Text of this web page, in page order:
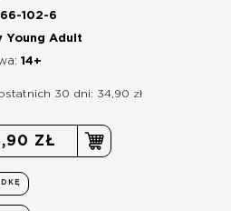
102-6
Young Adult
14+
30 dni: 34,90 zł
ZŁ